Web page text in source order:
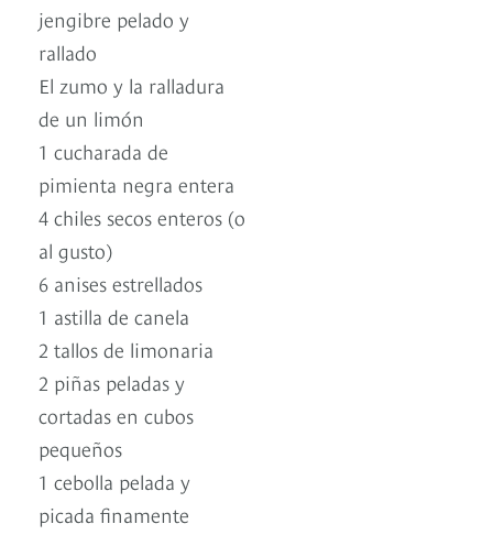
jengibre pelado y
rallado
El zumo y la ralladura
de un limón
1 cucharada de
pimienta negra entera
4 chiles secos enteros (o
al gusto)
6 anises estrellados
1 astilla de canela
2 tallos de limonaria
2 piñas peladas y
cortadas en cubos
pequeños
1 cebolla pelada y
picada finamente